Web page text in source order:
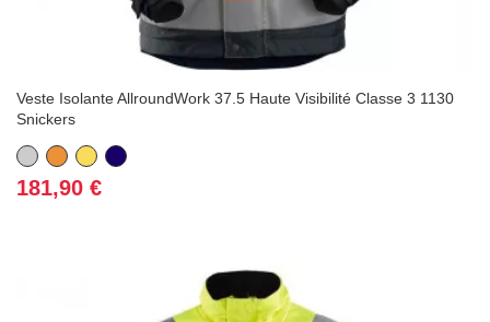
Veste Isolante AllroundWork 37.5 Haute Visibilité Classe 3 1130
Snickers
Gris Orange
JauneBleu
Prix
181,90 €